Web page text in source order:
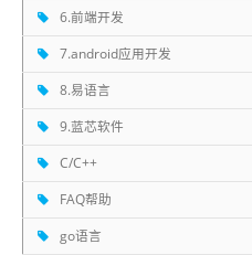
6.前端开发
7.android应用开发
8.易语言
9.蓝芯软件
C/C++
FAQ帮助
go语言